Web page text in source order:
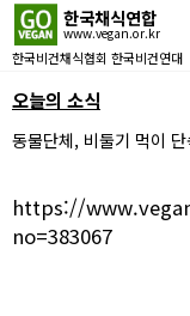
한국채식연합
www.vegan.or.kr
한국비건채식협회 한국비건연대
오늘의 소식
동물단체, 비둘기 먹이
https://
no=383067